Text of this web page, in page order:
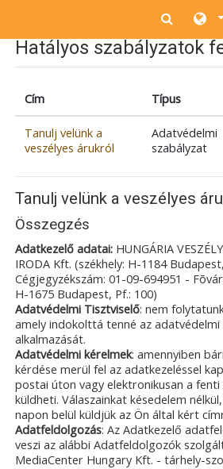
Hatályos szabályzatok
Cím Típus
Tanulj velünk a
veszélyes árukról
Adatvédelmi
szabályzat
Tanulj velünk a veszélyes
Összegzés
Adatkezelő adatai: HUNGÁRIA
IRODA Kft. (székhely: H-1184
Cégjegyzékszám: 01-09-694951 -
H-1675 Budapest, Pf.: 100)
Adatvédelmi Tisztviselő: nem
amely indokolttá tenné az adatvédelmi
alkalmazását.
Adatvédelmi kérelmek: amennyiben
kérdése merül fel az adatkezeléssel
postai úton vagy elektronikusan a
küldheti. Válaszainkat késedelem
napon belül küldjük az Ön által kért
Adatfeldolgozás: Az Adatkezelő
veszi az alábbi Adatfeldolgozók
MediaCenter Hungary Kft. - tárhely-